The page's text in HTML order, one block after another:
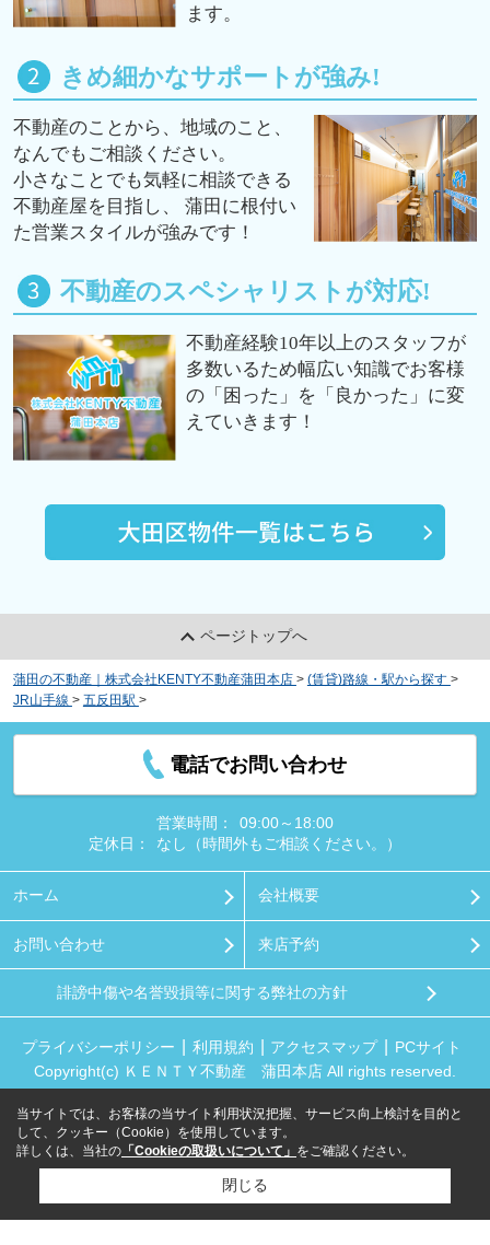
ます。
きめ細かなサポートが強み!
不動産のことから、地域のこと、
なんでもご相談ください。
小さなことでも気軽に相談できる
不動産屋を目指し、 蒲田に根付い
た営業スタイルが強みです！
不動産のスペシャリストが対応!
不動産経験10年以上のスタッフが
多数いるため幅広い知識でお客様
の「困った」を「良かった」に変
えていきます！
ページトップへ
蒲田の不動産｜株式会社KENTY不動産蒲田本店 > (賃貸)路線・駅から探す >
JR山手線 > 五反田駅 >
電話でお問い合わせ
営業時間：
09:00～18:00
定休日：
なし（時間外もご相談ください。）
ホーム 会社概要
お問い合わせ 来店予約
誹謗中傷や名誉毀損等に関する弊社の方針
プライバシーポリシー 利用規約 アクセスマップ
PCサイト
Copyright(c) ＫＥＮＴＹ不動産 蒲田本店 All rights reserved.
当サイトでは、お客様の当サイト利用状況把握、サービス向上検討を目的と
して、クッキー（Cookie）を使用しています。
詳しくは、当社の 「Cookieの取扱いについて」 をご確認ください。
閉じる